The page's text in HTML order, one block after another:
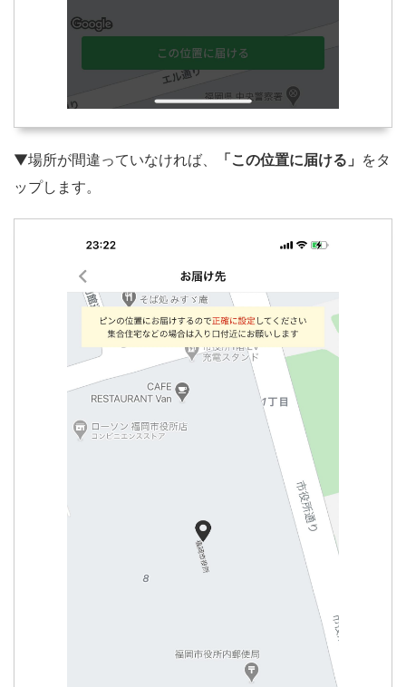
▼場所が間違っていなければ、 「この位置に届ける」 をタ
ップします。